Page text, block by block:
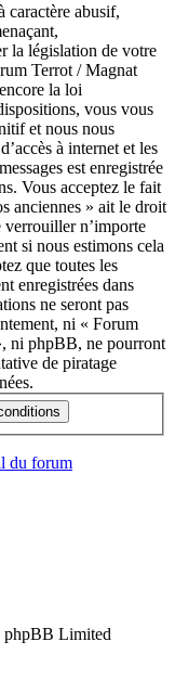
caractère abusif,
la législation de votre
Terrot / Magnat
la loi
vous vous
et nous nous
à internet et les
est enregistrée
Vous acceptez le fait
anciennes » ait le droit
verrouiller n’importe
si nous estimons cela
que toutes les
enregistrées dans
ne seront pas
ni « Forum
ni phpBB, ne pourront
de piratage
du forum
Limited